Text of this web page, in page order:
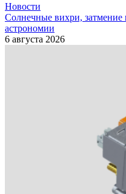
Новости
Солнечные вихри, затмение
астрономии
6 августа 2026